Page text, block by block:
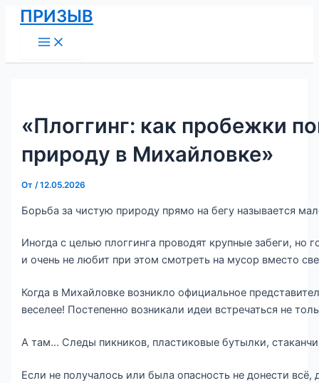
Перейти
содержимому
ПРИЗЫВ
Menu
«Плоггинг: как пробежки
природу в Михайловке»
От/12.05.2026
Борьба за чистую природу прямо на бегу называется
Иногда с целью плоггинга проводят крупные забеги,
и очень не любит при этом смотреть на мусор вместо
Когда в Михайловке возникло официальное
веселее! Постепенно возникали идеи встречаться не
А там… Следы пикников, пластиковые бутылки,
Если не получалось или была опасность не донести
Навигация
по
записям